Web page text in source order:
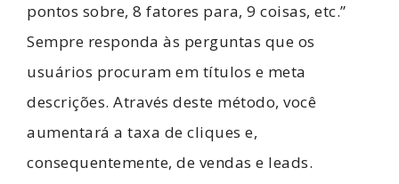
pontos sobre, 8 fatores para, 9 coisas, etc.”
Sempre responda às perguntas que os
usuários procuram em títulos e meta
descrições. Através deste método, você
aumentará a taxa de cliques e,
consequentemente, de vendas e leads.